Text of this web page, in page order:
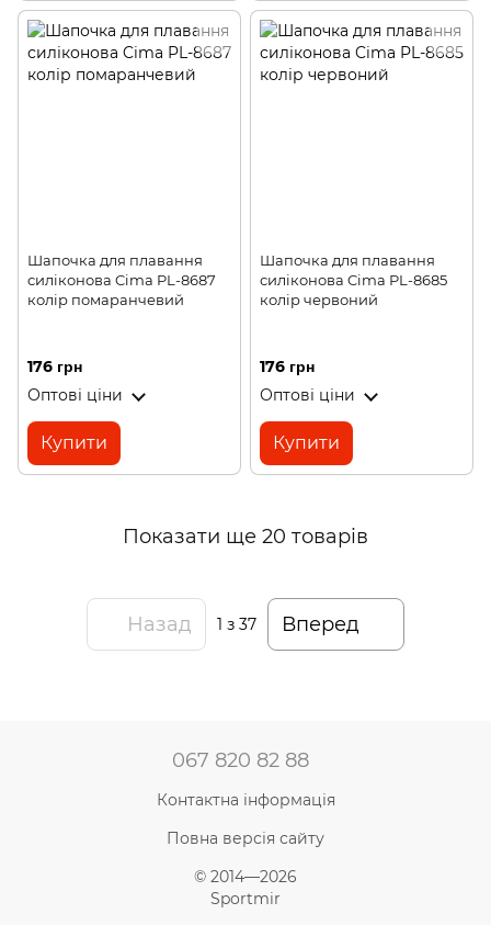
Шапочка для плавання
силіконова Cima PL-8687
колір помаранчевий
176 грн
Оптові ціни
Купити
Шапочка для плавання
силіконова Cima PL-8685
колір червоний
176 грн
Оптові ціни
Купити
Показати ще 20 товарів
Назад 1 з 37 Вперед
067 820 82 88
Контактна інформація
Повна версія сайту
© 2014—2026
Sportmir